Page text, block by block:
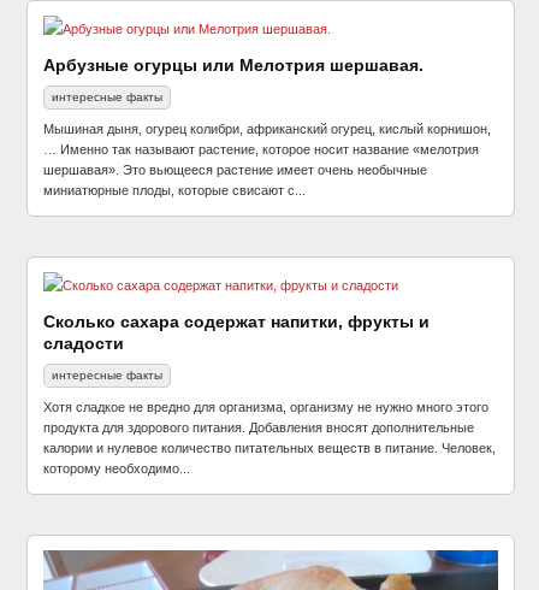
Арбузные огурцы или Мелотрия шершавая.
интересные факты
Мышиная дыня, огурец колибри, африканский огурец, кислый корнишон,
… Именно так называют растение, которое носит название «мелотрия
шершавая». Это вьющееся растение имеет очень необычные
миниатюрные плоды, которые свисают с...
Сколько сахара содержат напитки, фрукты и
сладости
интересные факты
Хотя сладкое не вредно для организма, организму не нужно много этого
продукта для здорового питания. Добавления вносят дополнительные
калории и нулевое количество питательных веществ в питание. Человек,
которому необходимо...